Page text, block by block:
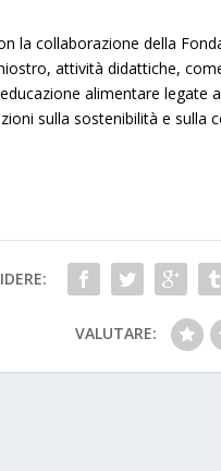
la collaborazione della
attività didattiche,
alimentare legate
sulla sostenibilità e sulla
VALUTARE: